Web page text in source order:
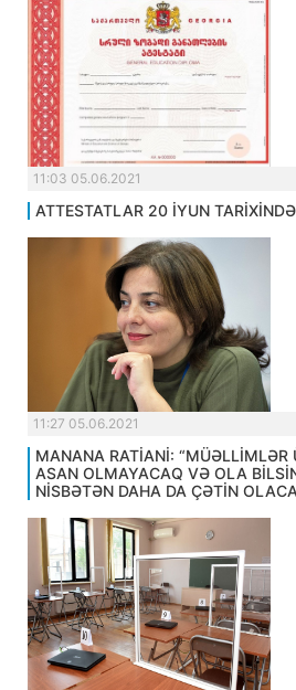
11:03 05.06.2021
ATTESTATLAR 20 İYUN
11:27 05.06.2021
MANANA RATİANİ:
ASAN OLMAYACAQ VƏ OLA
NİSBƏTƏN DAHA DA ÇƏTİN